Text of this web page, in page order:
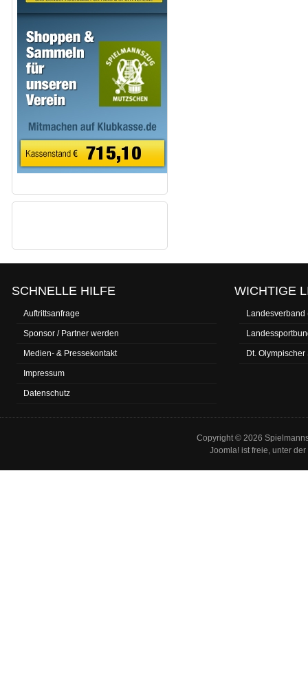
SCHNELLE HILFE
Auftrittsanfrage
Sponsor / Partner werden
Medien- & Pressekontakt
Impressum
Datenschutz
WICHTIGE
Landesverband
Dt.
Copyright © 2026
Joomla! ist freie, unter der